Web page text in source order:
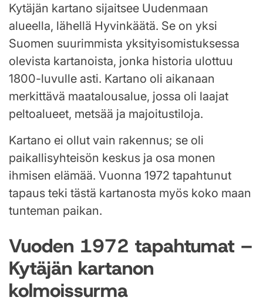
Kytäjän kartano sijaitsee Uudenmaan
alueella, lähellä Hyvinkäätä. Se on yksi
Suomen suurimmista yksityisomistuksessa
olevista kartanoista, jonka historia ulottuu
1800-luvulle asti. Kartano oli aikanaan
merkittävä maatalousalue, jossa oli laajat
peltoalueet, metsää ja majoitustiloja.
Kartano ei ollut vain rakennus; se oli
paikallisyhteisön keskus ja osa monen
ihmisen elämää. Vuonna 1972 tapahtunut
tapaus teki tästä kartanosta myös koko maan
tunteman paikan.
Vuoden 1972 tapahtumat –
Kytäjän kartanon
kolmoissurma